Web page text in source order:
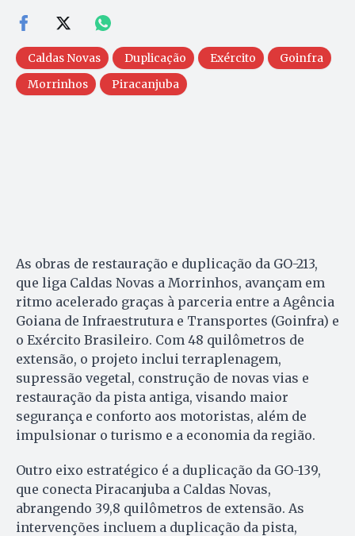
Caldas Novas Duplicação Exército
Goinfra
Morrinhos
Piracanjuba
As obras de restauração e duplicação da GO-213,
que liga Caldas Novas a Morrinhos, avançam em
ritmo acelerado graças à parceria entre a Agência
Goiana de Infraestrutura e Transportes (Goinfra) e
o Exército Brasileiro. Com 48 quilômetros de
extensão, o projeto inclui terraplenagem,
supressão vegetal, construção de novas vias e
restauração da pista antiga, visando maior
segurança e conforto aos motoristas, além de
impulsionar o turismo e a economia da região.
Outro eixo estratégico é a duplicação da GO-139,
que conecta Piracanjuba a Caldas Novas,
abrangendo 39,8 quilômetros de extensão. As
intervenções incluem a duplicação da pista,